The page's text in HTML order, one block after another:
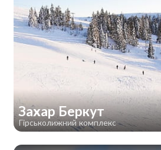
Захар Беркут
Гірськолижний комплекс